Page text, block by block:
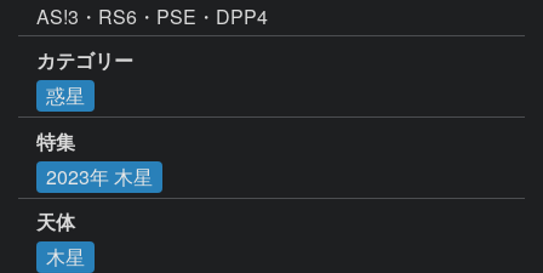
AS!3・RS6・PSE・DPP4
カテゴリー
惑星
特集
2023年 木星
天体
木星